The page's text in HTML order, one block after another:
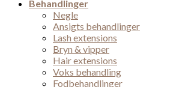
Behandlinger
Negle
Ansigts behandlinger
Lash extensions
Bryn & vipper
Hair extensions
Voks behandling
Fodbehandlinger